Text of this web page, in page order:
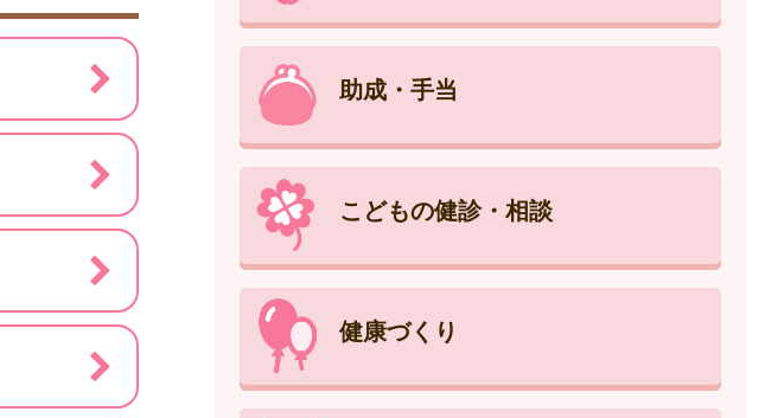
助成・手当
こどもの健診・相談
健康づくり